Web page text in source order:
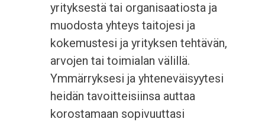
yrityksestä tai organisaatiosta ja
muodosta yhteys taitojesi ja
kokemustesi ja yrityksen tehtävän,
arvojen tai toimialan välillä.
Ymmärryksesi ja yhteneväisyytesi
heidän tavoitteisiinsa auttaa
korostamaan sopivuuttasi